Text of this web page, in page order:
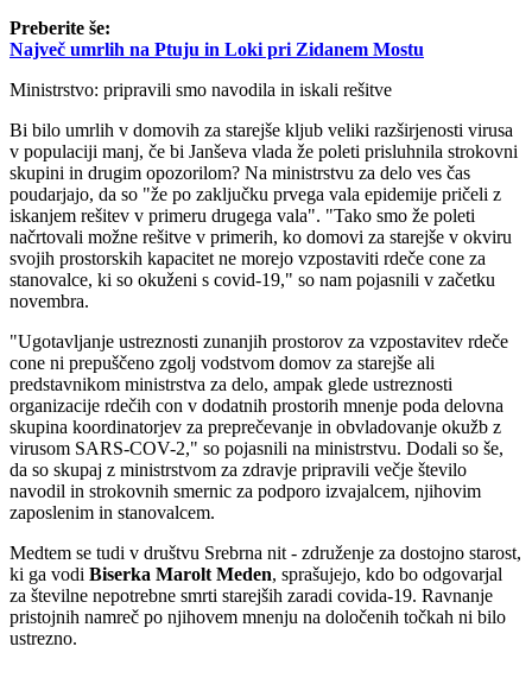
Preberite še:
Največ umrlih na Ptuju in Loki pri Zidanem Mostu
Ministrstvo: pripravili smo navodila in iskali rešitve
Bi bilo umrlih v domovih za starejše kljub veliki razširjenosti virusa
v populaciji manj, če bi Janševa vlada že poleti prisluhnila strokovni
skupini in drugim opozorilom? Na ministrstvu za delo ves čas
poudarjajo, da so "že po zaključku prvega vala epidemije pričeli z
iskanjem rešitev v primeru drugega vala". "Tako smo že poleti
načrtovali možne rešitve v primerih, ko domovi za starejše v okviru
svojih prostorskih kapacitet ne morejo vzpostaviti rdeče cone za
stanovalce, ki so okuženi s covid-19," so nam pojasnili v začetku
novembra.
"Ugotavljanje ustreznosti zunanjih prostorov za vzpostavitev rdeče
cone ni prepuščeno zgolj vodstvom domov za starejše ali
predstavnikom ministrstva za delo, ampak glede ustreznosti
organizacije rdečih con v dodatnih prostorih mnenje poda delovna
skupina koordinatorjev za preprečevanje in obvladovanje okužb z
virusom SARS-COV-2," so pojasnili na ministrstvu. Dodali so še,
da so skupaj z ministrstvom za zdravje pripravili večje število
navodil in strokovnih smernic za podporo izvajalcem, njihovim
zaposlenim in stanovalcem.
Medtem se tudi v društvu Srebrna nit - združenje za dostojno starost,
ki ga vodi Biserka Marolt Meden, sprašujejo, kdo bo odgovarjal
za številne nepotrebne smrti starejših zaradi covida-19. Ravnanje
pristojnih namreč po njihovem mnenju na določenih točkah ni bilo
ustrezno.